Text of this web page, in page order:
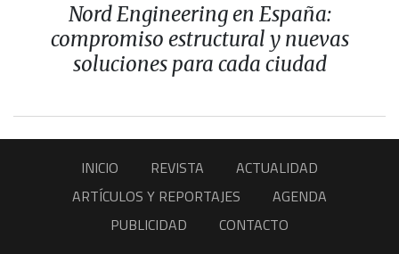
Nord Engineering en España:
compromiso estructural y nuevas
soluciones para cada ciudad
INICIO REVISTA
ACTUALIDAD
ARTÍCULOS Y REPORTAJES
AGENDA
PUBLICIDAD
CONTACTO